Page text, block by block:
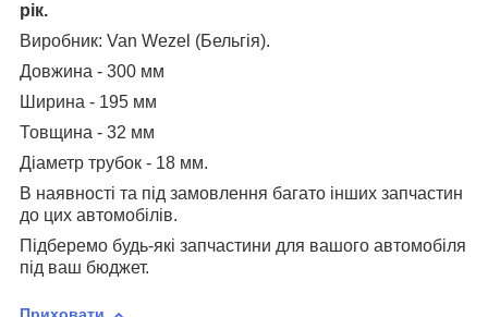
рік.
Виробник: Van Wezel (Бельгія).
Довжина - 300 мм
Ширина - 195 мм
Товщина - 32 мм
Діаметр трубок - 18 мм.
В наявності та під замовлення багато інших запчастин
до цих автомобілів.
Підберемо будь-які запчастини для вашого автомобіля
під ваш бюджет.